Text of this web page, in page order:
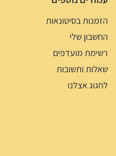
הזמנות בסיטונאות
החשבון שלי
רשימת מועדפים
שאלות ותשובות
לחגוג אצלנו